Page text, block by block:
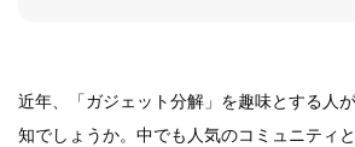
近年、「ガジェット分解」を趣味とする人
知でしょうか。中でも人気のコミュニティ